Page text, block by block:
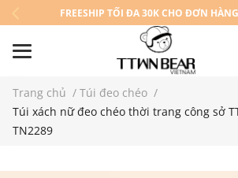
FREESHIP TỐI ĐA 30K CHO ĐƠN
Trang chủ / Túi đeo chéo /
Túi xách nữ đeo chéo thời trang công sở
TN2289